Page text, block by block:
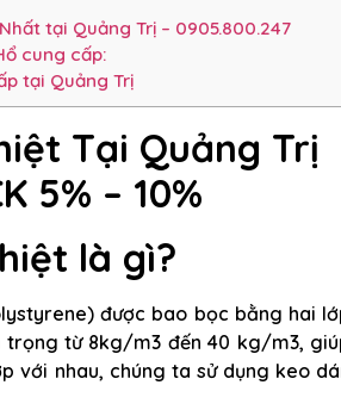
tại Quảng Trị – 0905.800.247
cung cấp:
tại Quảng Trị
Tại Quảng Trị
5% – 10%
là gì?
được bao bọc bằng hai
trọng từ 8kg/m3 đến 40 kg/m3,
với nhau, chúng ta sử dụng keo